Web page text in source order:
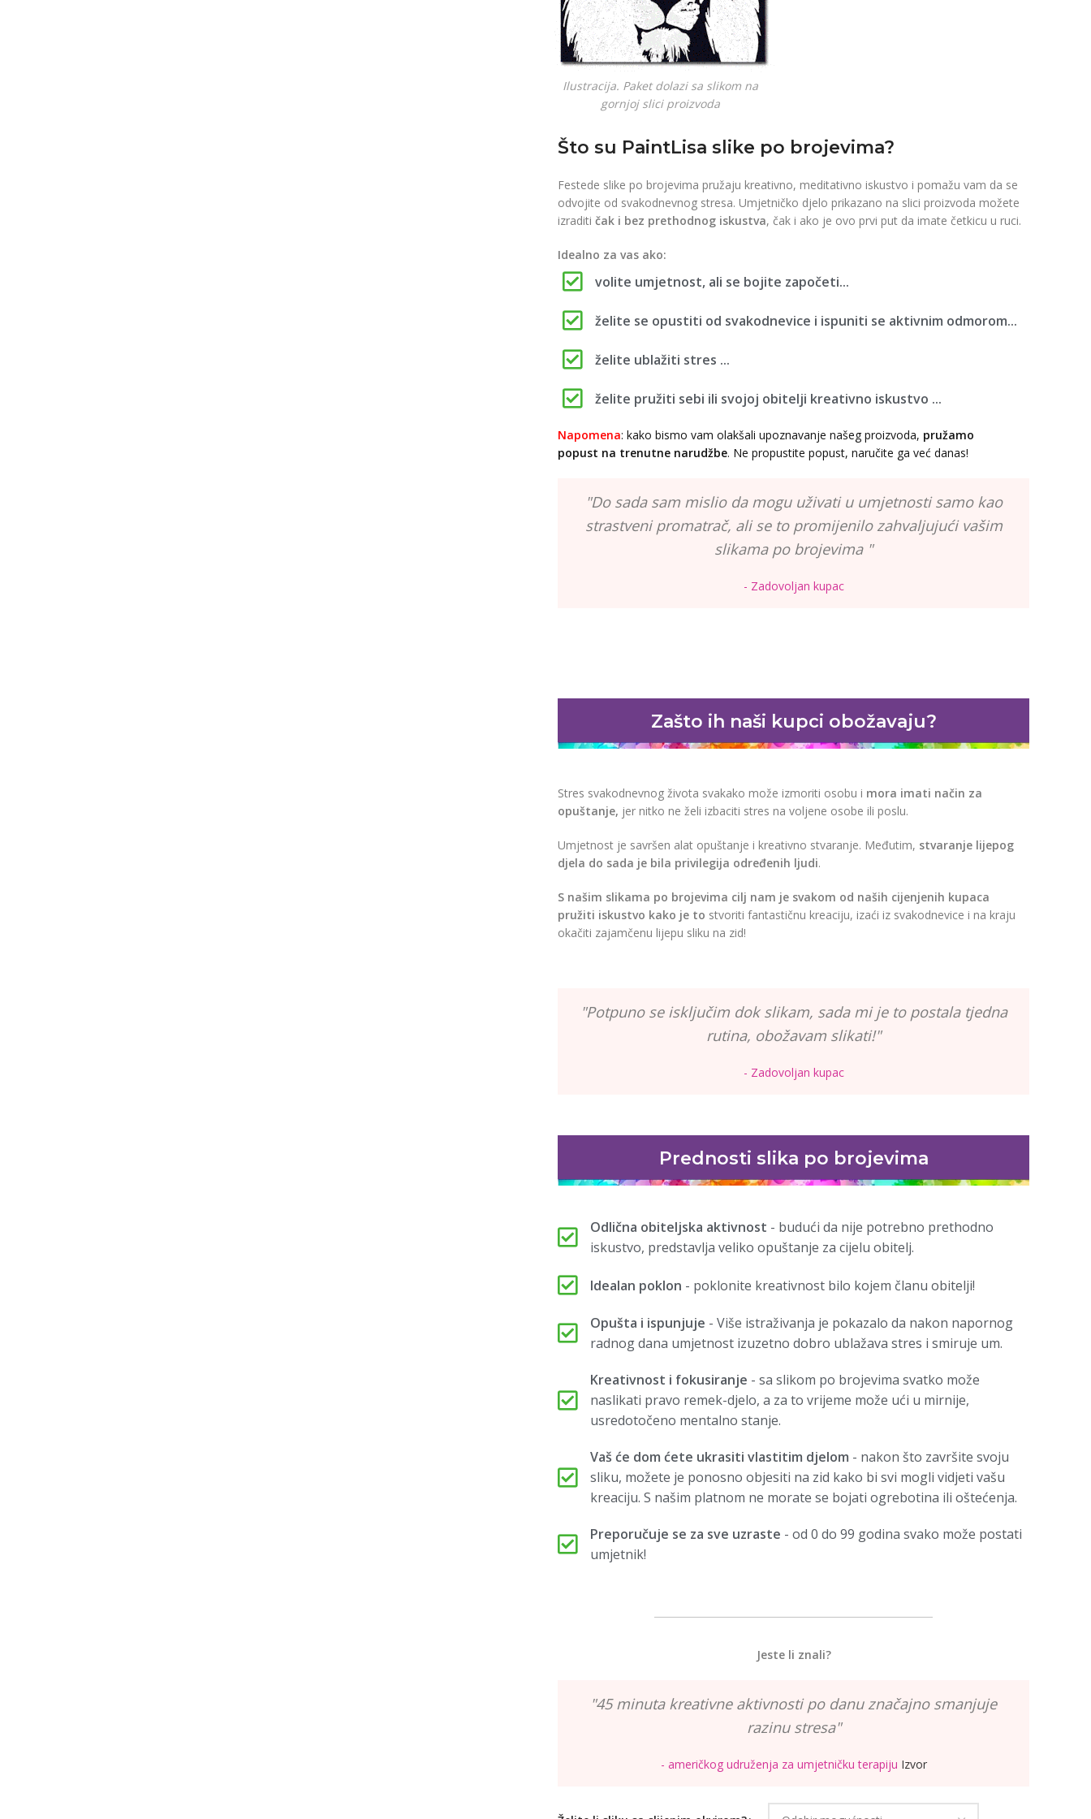
Ilustracija. Paket dolazi sa slikom na
gornjoj slici proizvoda
Što su PaintLisa slike po brojevima?
Festede slike po brojevima pružaju kreativno, meditativno iskustvo i pomažu vam da se
odvojite od svakodnevnog stresa. Umjetničko djelo prikazano na slici proizvoda možete
izraditi čak i bez prethodnog iskustva, čak i ako je ovo prvi put da imate četkicu u ruci.
Idealno za vas ako:
volite umjetnost, ali se bojite započeti...
želite se opustiti od svakodnevice i ispuniti se aktivnim odmorom...
želite ublažiti stres ...
želite pružiti sebi ili svojoj obitelji kreativno iskustvo ...
Napomena: kako bismo vam olakšali upoznavanje našeg proizvoda, pružamo
popust na trenutne narudžbe. Ne propustite popust, naručite ga već danas!
"Do sada sam mislio da mogu uživati u umjetnosti samo kao
strastveni promatrač, ali se to promijenilo zahvaljujući vašim
slikama po brojevima "
- Zadovoljan kupac
Zašto ih naši kupci obožavaju?
Stres svakodnevnog života svakako može izmoriti osobu i mora imati način za
opuštanje, jer nitko ne želi izbaciti stres na voljene osobe ili poslu.
Umjetnost je savršen alat opuštanje i kreativno stvaranje. Međutim, stvaranje lijepog
djela do sada je bila privilegija određenih ljudi.
S našim slikama po brojevima cilj nam je svakom od naših cijenjenih kupaca
pružiti iskustvo kako je to stvoriti fantastičnu kreaciju, izaći iz svakodnevice i na kraju
okačiti zajamčenu lijepu sliku na zid!
"Potpuno se isključim dok slikam, sada mi je to postala tjedna
rutina, obožavam slikati!"
- Zadovoljan kupac
Prednosti slika po brojevima
Odlična obiteljska aktivnost - budući da nije potrebno prethodno
iskustvo, predstavlja veliko opuštanje za cijelu obitelj.
Idealan poklon - poklonite kreativnost bilo kojem članu obitelji!
Opušta i ispunjuje - Više istraživanja je pokazalo da nakon napornog
radnog dana umjetnost izuzetno dobro ublažava stres i smiruje um.
Kreativnost i fokusiranje - sa slikom po brojevima svatko može
naslikati pravo remek-djelo, a za to vrijeme može ući u mirnije,
usredotočeno mentalno stanje.
Vaš će dom ćete ukrasiti vlastitim djelom - nakon što završite svoju
sliku, možete je ponosno objesiti na zid kako bi svi mogli vidjeti vašu
kreaciju. S našim platnom ne morate se bojati ogrebotina ili oštećenja.
Preporučuje se za sve uzraste - od 0 do 99 godina svako može postati
umjetnik!
Jeste li znali?
"45 minuta kreativne aktivnosti po danu značajno smanjuje
razinu stresa"
- američkog udruženja za umjetničku terapiju Izvor